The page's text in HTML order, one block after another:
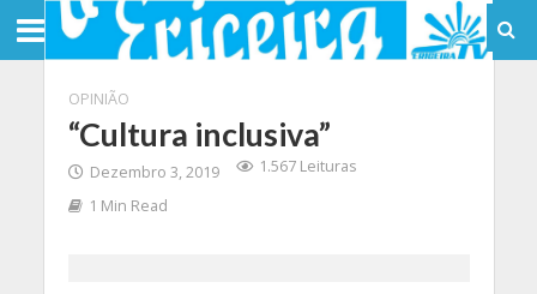
OPINIÃO
“Cultura inclusiva”
Dezembro 3, 2019
1.567 Leituras
1 Min Read